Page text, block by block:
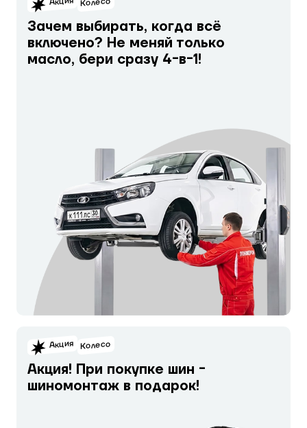
Зачем выбирать, когда всё
включено? Не меняй только
масло, бери сразу 4-в-1!
Акция Колесо
Акция! При покупке шин -
шиномонтаж в подарок!